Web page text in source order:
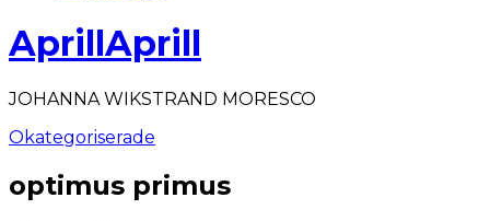
AprillAprill
JOHANNA WIKSTRAND MORESCO
Okategoriserade
optimus primus